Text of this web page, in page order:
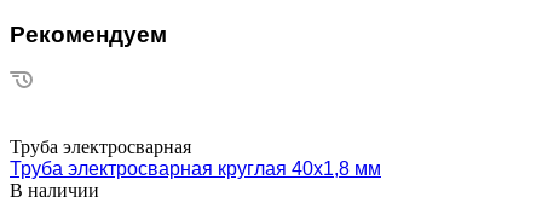
Рекомендуем
Труба электросварная
Труба электросварная круглая 40х1,8 мм
В наличии